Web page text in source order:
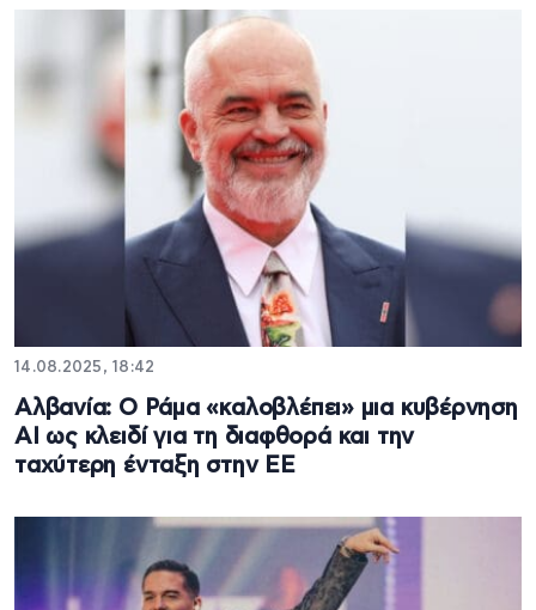
14.08.2025, 18:42
Αλβανία: Ο Ράμα «καλοβλέπει» μια κυβέρνηση
AI ως κλειδί για τη διαφθορά και την
ταχύτερη ένταξη στην ΕΕ